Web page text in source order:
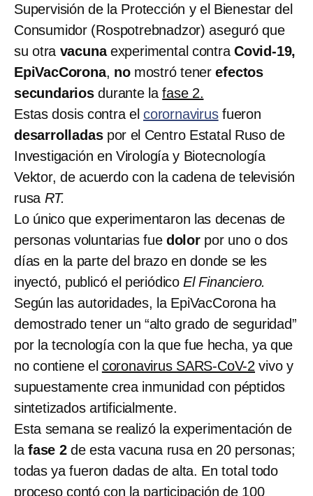
Supervisión de la Protección y el Bienestar del
Consumidor (Rospotrebnadzor) aseguró que
su otra vacunaexperimental contraCovid-19,
EpiVacCorona, nomostró tenerefectos
secundariosdurante lafase 2.
Estas dosis contra elcorornavirusfueron
desarrolladas por el Centro Estatal Ruso de
Investigación en Virología y Biotecnología
Vektor, de acuerdo con la cadena de televisión
rusa RT.
Lo único que experimentaron las decenas de
personas voluntarias fue dolorpor uno o dos
días en la parte del brazo en donde se les
inyectó, publicó el periódicoEl Financiero.
Según las autoridades, la EpiVacCorona ha
demostrado tener un “alto grado de seguridad”
por la tecnología con la que fue hecha, ya que
no contiene el coronavirus SARS-CoV-2 vivo y
supuestamente crea inmunidad con péptidos
sintetizados artificialmente.
Esta semana se realizó la experimentación de
la fase 2de esta vacuna rusa en 20 personas;
todas ya fueron dadas de alta. En total todo
proceso contó con la participación de100